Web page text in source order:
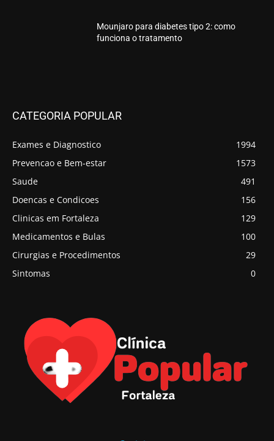
Mounjaro para diabetes tipo 2: como
funciona o tratamento
CATEGORIA POPULAR
Exames e Diagnostico
1994
Prevencao e Bem-estar
1573
Saude
491
Doencas e Condicoes
156
Clinicas em Fortaleza
129
Medicamentos e Bulas
100
Cirurgias e Procedimentos
29
Sintomas
0